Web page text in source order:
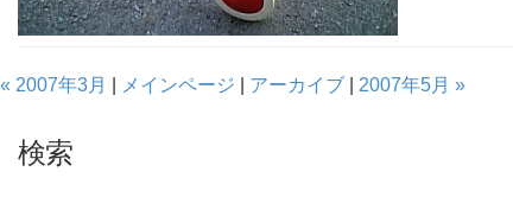
« 2007年3月 メインページ アーカイブ 2007年5月 »
検索